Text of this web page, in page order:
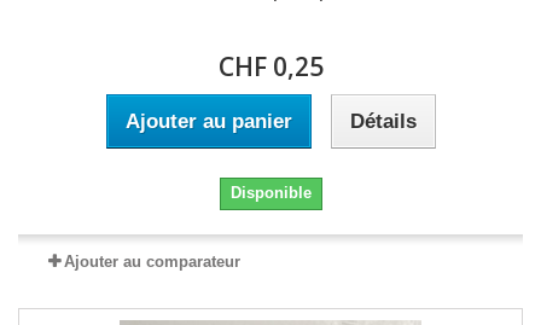
CHF 0,25
Ajouter au panier Détails
Disponible
Ajouter au comparateur